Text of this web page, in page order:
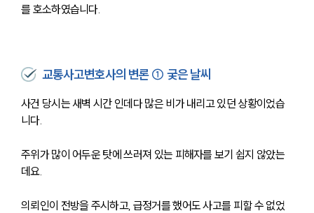
를 호소하였습니다.
교통사고변호사의 변론 ① 궂은 날씨
사건 당시는 새벽 시간 인데다 많은 비가 내리고 있던 상황이었습
니다.
주위가 많이 어두운 탓에 쓰러져 있는 피해자를 보기 쉽지 않았는
데요.
의뢰인이 전방을 주시하고, 급정거를 했어도 사고를 피할 수 없었